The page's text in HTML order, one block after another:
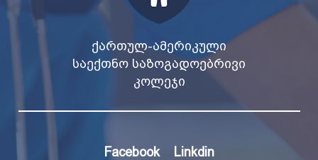
ᲥᲐᲠᲗᲣᲚ-ᲐᲛᲔᲠᲘᲙᲣᲚᲘ
ᲡᲐᲔᲥᲗᲜᲝ ᲡᲐᲖᲝᲒᲐᲓᲝᲔᲑᲠᲘᲕᲘ
ᲙᲝᲚᲔᲯᲘ
Facebook Linkdin